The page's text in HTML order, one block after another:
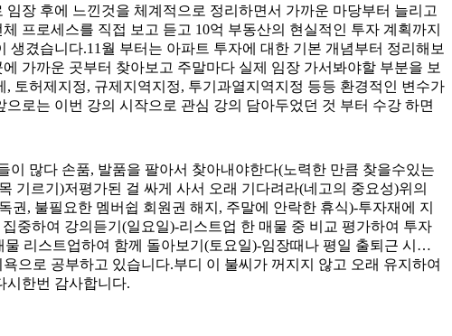
장 후에 느낀것을 체계적으로 정리하면서 가까운 마당부터 늘리고
프로세스를 직접 보고 듣고 10억 부동산의 현실적인 투자 계획까지
겼습니다.11월 부터는 아파트 투자에 대한 기본 개념부터 정리해보
가까운 곳부터 찾아보고 주말마다 실제 임장 가서봐야할 부분을 보
토허제지정, 규제지역지정, 투기과열지역지정 등등 환경적인 변수가
로는 이번 강의 시작으로 관심 강의 담아두었던 것 부터 수강 하면
많다 손품, 발품을 팔아서 찾아내야한다(노력한 만큼 찾을수있는
기르기)저평가된 걸 싸게 사서 오래 기다려라(네고의 중요성)위의
, 불필요한 멤버쉽 회원권 해지, 주말에 안락한 휴식)-투자재에 지
중하여 강의듣기(일요일)-리스트업 한 매물 중 비교 평가하여 투자
리스트업하여 함께 돌아보기(토요일)-임장때나 평일 출퇴근 시간
으로 공부하고 있습니다.부디 이 불씨가 꺼지지 않고 오래 유지하여
시한번 감사합니다.